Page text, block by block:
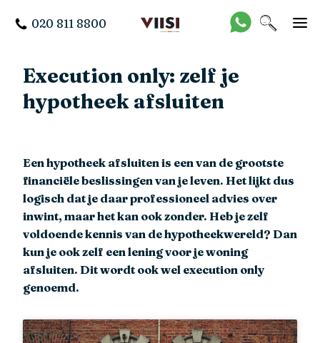
020 811 8800
Execution only: zelf je
hypotheek afsluiten
Een hypotheek afsluiten is een van de grootste
financiële beslissingen van je leven. Het lijkt dus
logisch dat je daar professioneel advies over
inwint, maar het kan ook zonder. Heb je zelf
voldoende kennis van de hypotheekwereld? Dan
kun je ook zelf een lening voor je woning
afsluiten. Dit wordt ook wel execution only
genoemd.